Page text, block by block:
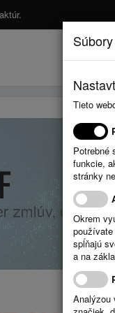
Tieto
Potrebné
funkcie,
stránky
Okrem
spĺňajú
a na
Analýzou